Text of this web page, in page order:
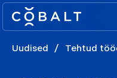
Uudised / Tehtud